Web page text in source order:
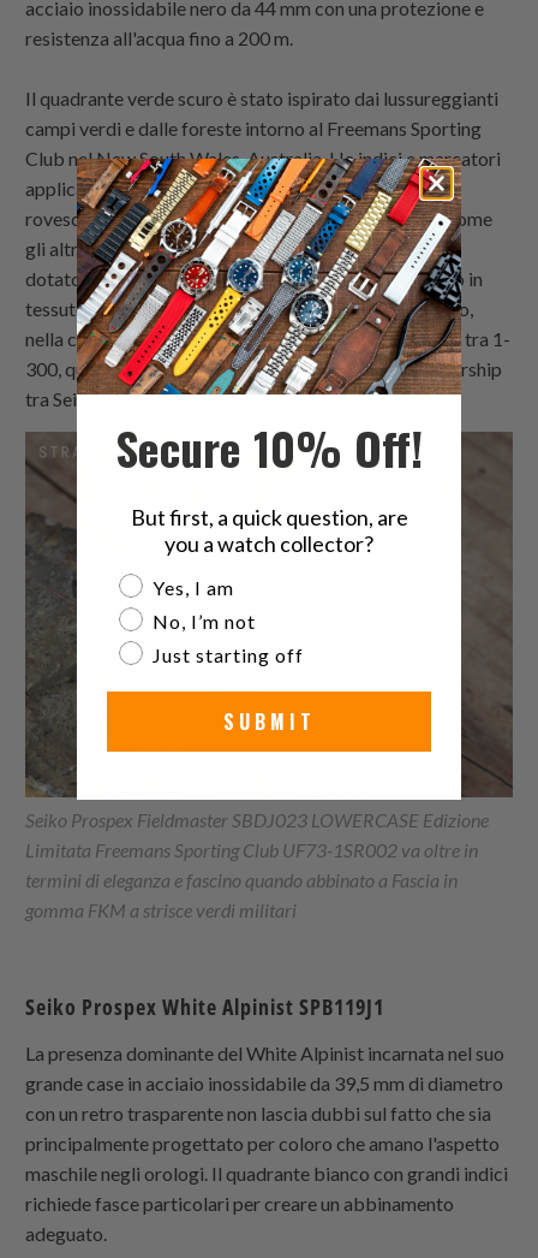
acciaio inossidabile nero da 44 mm con una protezione e
resistenza all'acqua fino a 200 m.
Il quadrante verde scuro è stato ispirato dai lussureggianti
campi verdi e dalle foreste intorno al Freemans Sporting
Club nel New South Wales, Australia. Ha indici e marcatori
applicati, oltre a una lunetta rotante per il conto alla
rovescia che può cronometrare eventi fino a un'ora. Come
gli altri modelli Prospex Fieldmaster LOWERCASE, è
dotato di un robustoOne-piece-Nylon-style cinturino in
tessuto progettato per un uso professionale sul campo,
nella confezione originale. Numerato individualmente tra 1-
300, questo orologio distintivo commemora la partnership
tra Seiko e Freemans Sporting Club.
Seiko Prospex Fieldmaster SBDJ023 LOWERCASE Edizione
Limitata Freemans Sporting Club UF73-1SR002 va oltre in
termini di eleganza e fascino quando abbinato a Fascia in
gomma FKM a strisce verdi militari
Seiko Prospex White Alpinist SPB119J1
La presenza dominante del White Alpinist incarnata nel suo
grande case in acciaio inossidabile da 39,5 mm di diametro
con un retro trasparente non lascia dubbi sul fatto che sia
principalmente progettato per coloro che amano l'aspetto
maschile negli orologi. Il quadrante bianco con grandi indici
richiede fasce particolari per creare un abbinamento
adeguato.
Secure 10% Off!
But first, a quick question, are
you a watch collector?
Are you a watch collector?
Yes, I am
No, I’m not
Just starting off
SUBMIT